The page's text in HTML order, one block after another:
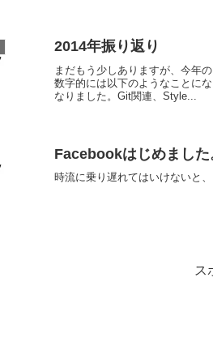
2014年振り返り
まだもう少しありますが、今年
数字的には以下のようなことに
なりました。Git関連、Style...
Facebookはじめました
時流に乗り遅れてはいけないと
ス